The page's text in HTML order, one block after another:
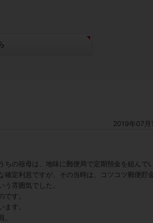
2019年07月
の祖母は、地味に郵便局で定期預金を組んで
確定利息ですが、その当時は、コツコツ郵便貯
雰囲気でした。
す。
す。